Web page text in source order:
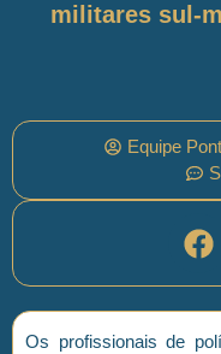
militares sul-
Equipe
Os profissionais de